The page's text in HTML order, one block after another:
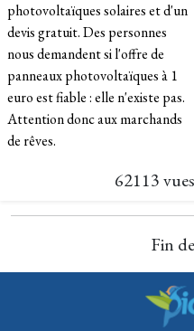
photovoltaïques solaires et d'un
devis gratuit. Des personnes
nous demandent si l'offre de
panneaux photovoltaïques à 1
euro est fiable : elle n'existe pas.
Attention donc aux marchands
de rêves.
62113 vues
Fin